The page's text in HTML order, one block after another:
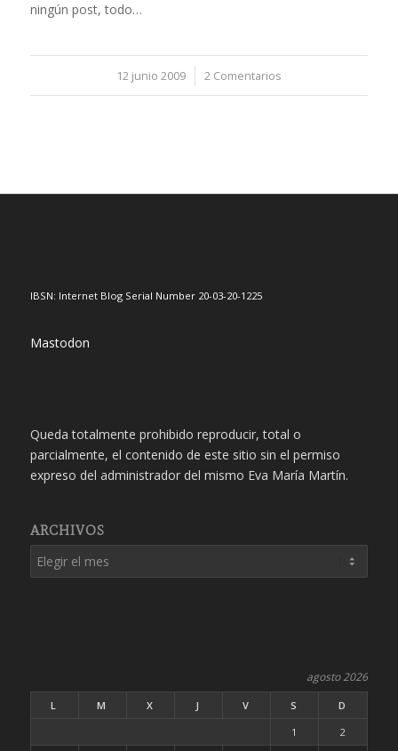
ningún post, todo…
12 junio 2009
/ 2 Comentarios
IBSN: Internet Blog Serial Number 20-03-20-1225
Mastodon
Queda totalmente prohibido reproducir, total o
parcialmente, el contenido de este sitio sin el permiso
expreso del administrador del mismo Eva María Martín.
ARCHIVOS
agosto 2026
L M X J V S
D
1
2